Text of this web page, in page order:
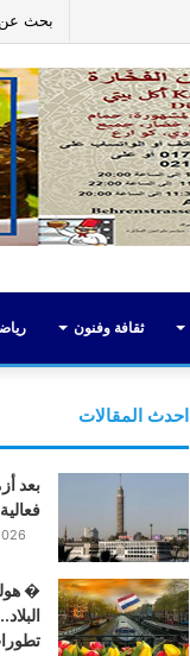
إضافة
عمود
جانبي
ثقافة وفنون
احدث المقالات
بعد
�